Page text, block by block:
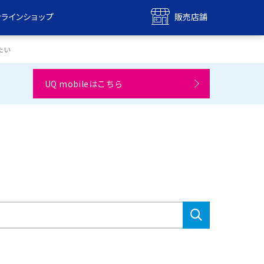
インショップ 販売店舗
ショップ
ンショップ
販売店舗
販売店舗
い
UQ mobileはこちら